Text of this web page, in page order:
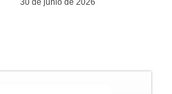
30 de junio de 2026